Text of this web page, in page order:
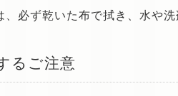
、必ず乾いた布で拭き、水や洗
るご注意